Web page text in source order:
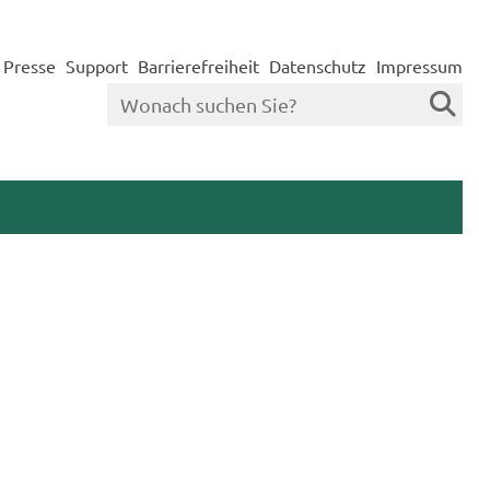
Presse Support Barrierefreiheit Datenschutz Impressum